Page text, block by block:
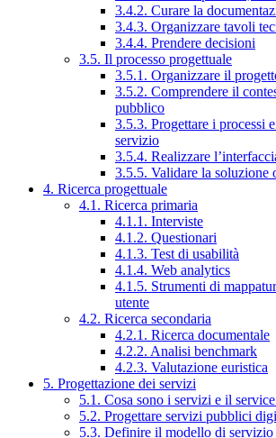
3.4.2. Curare la
3.4.3. Organizzare tavoli
3.4.4. Prendere decisioni
3.5. Il processo progettuale
3.5.1. Organizzare il
3.5.2. Comprendere il
pubblico
3.5.3. Progettare i processi
servizio
3.5.4. Realizzare
3.5.5. Validare la soluzione
4. Ricerca progettuale
4.1. Ricerca primaria
4.1.1. Interviste
4.1.2. Questionari
4.1.3. Test di usabilità
4.1.4. Web analytics
4.1.5. Strumenti di
utente
4.2. Ricerca secondaria
4.2.1. Ricerca documentale
4.2.2. Analisi benchmark
4.2.3. Valutazione euristica
5. Progettazione dei servizi
5.1. Cosa sono i servizi e il
5.2. Progettare servizi pubblici
5.3. Definire il modello di servizio